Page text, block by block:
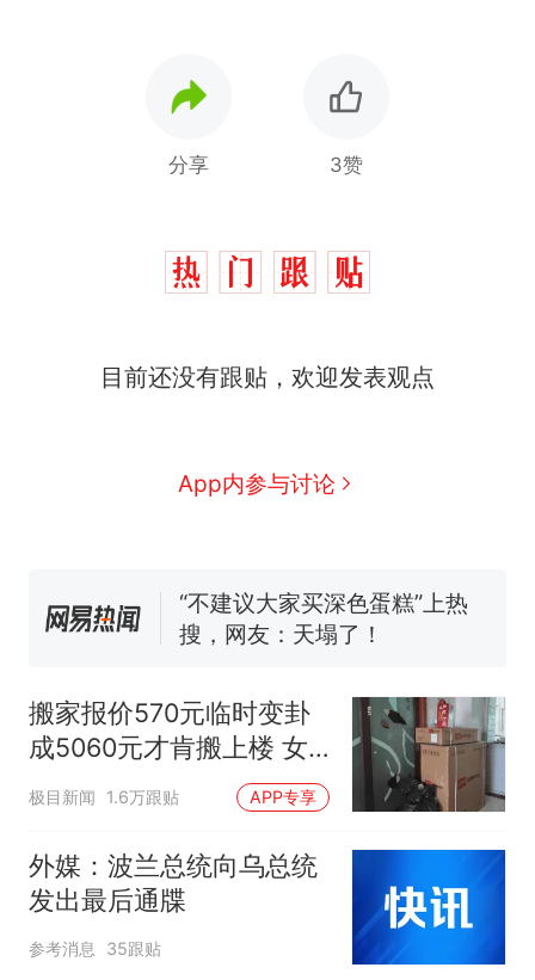
分享 3赞
目前还没有跟贴，欢迎发表观点
App内参与讨论
因老师一句“跟我回家”改写了
人生
新
搬家报价570元，搬到楼下
试前13名均遭淘汰？教育局：
空调24小时开着反而更省电？
热 那个在床头放菜刀的女孩，
因老师一句“跟我回家”改写了
搬家报价570元临时变卦
成5060元才肯搬上楼 女
子傻眼
极目新闻 1.6万跟贴 APP专享
外媒：波兰总统向乌总统
发出最后通牒
参考消息 35跟贴